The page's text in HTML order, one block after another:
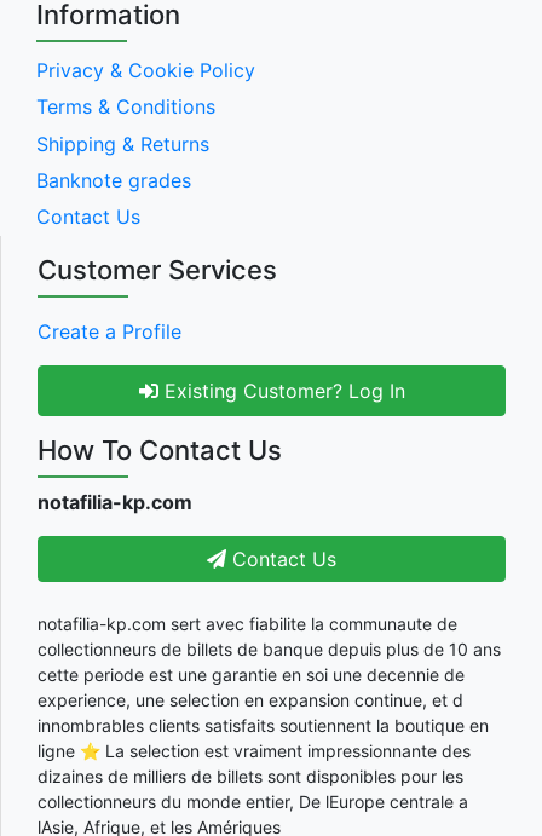
Information
Privacy & Cookie Policy
Terms & Conditions
Shipping & Returns
Banknote grades
Contact Us
Customer Services
Create a Profile
Existing Customer? Log In
How To Contact Us
notafilia-kp.com
Contact Us
notafilia-kp.com sert avec fiabilite la communaute de
collectionneurs de billets de banque depuis plus de 10 ans
cette periode est une garantie en soi une decennie de
experience, une selection en expansion continue, et d
innombrables clients satisfaits soutiennent la boutique en
ligne ⭐ La selection est vraiment impressionnante des
dizaines de milliers de billets sont disponibles pour les
collectionneurs du monde entier, De lEurope centrale a
lAsie, Afrique, et les Amériques